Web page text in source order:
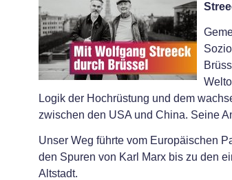
Logik der Hochrüstung und dem
zwischen den USA und China. Seine
Unser Weg führte vom Europäischen
den Spuren von Karl Marx bis zu den
Altstadt.